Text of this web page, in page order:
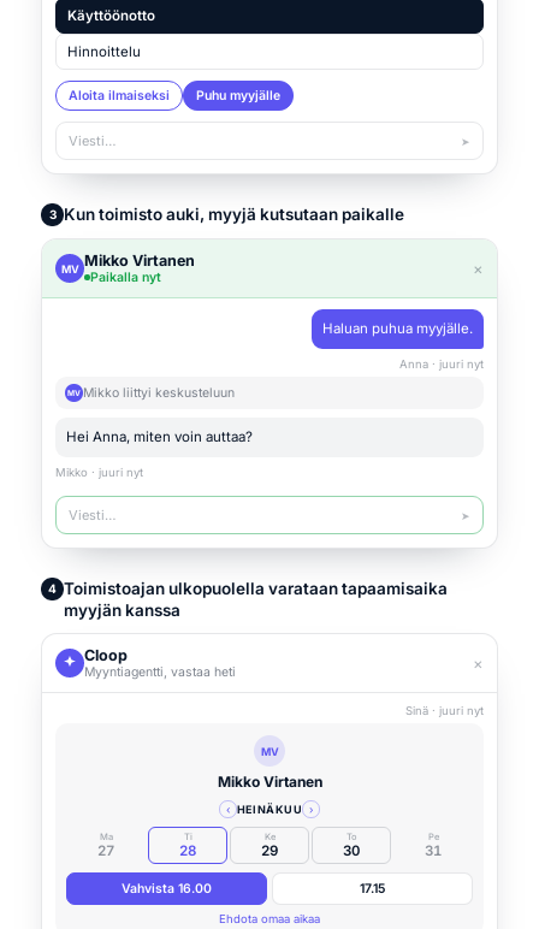
Käyttöönotto
Hinnoittelu
Aloita ilmaiseksi Puhu myyjälle
Viesti… ➤
3 Kun toimisto auki, myyjä kutsutaan paikalle
MV Mikko Virtanen
Paikalla nyt ×
Haluan puhua myyjälle.
Anna · juuri nyt
MV Mikko liittyi keskusteluun
Hei Anna, miten voin auttaa?
Mikko · juuri nyt
Viesti… ➤
4 Toimistoajan ulkopuolella varataan tapaamisaika
myyjän kanssa
Cloop
Myyntiagentti, vastaa heti ×
Sinä · juuri nyt
MV
Mikko Virtanen
‹ HEINÄKUU ›
Ma
27
Ti
28
Ke
29
To
30
Pe
31
Vahvista 16.00 17.15
Ehdota omaa aikaa